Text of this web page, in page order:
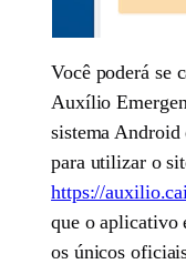
Você poderá se
Auxílio
sistema Android
para utilizar o
https://
que o aplicativo
os únicos